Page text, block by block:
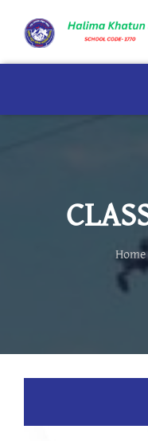
Home